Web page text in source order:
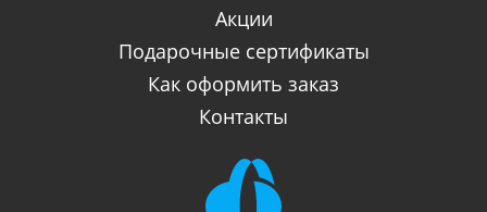
Акции
Подарочные сертификаты
Как оформить заказ
Контакты